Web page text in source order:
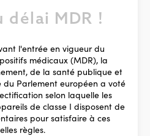
délai MDR !
l'entrée en vigueur du
médicaux (MDR), la
de la santé publique et
Parlement européen a voté
selon laquelle les
de classe I disposent de
pour satisfaire à ces
règles.